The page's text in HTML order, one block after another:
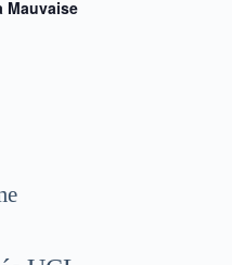
Mauvaise